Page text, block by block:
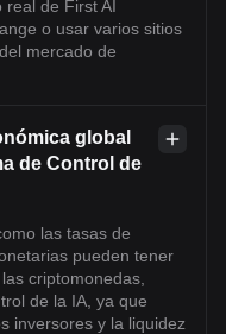
de First AI
o usar varios sitios
mercado de
global
de Control de
las tasas de
pueden tener
criptomonedas,
de la IA, ya que
inversores y la liquidez